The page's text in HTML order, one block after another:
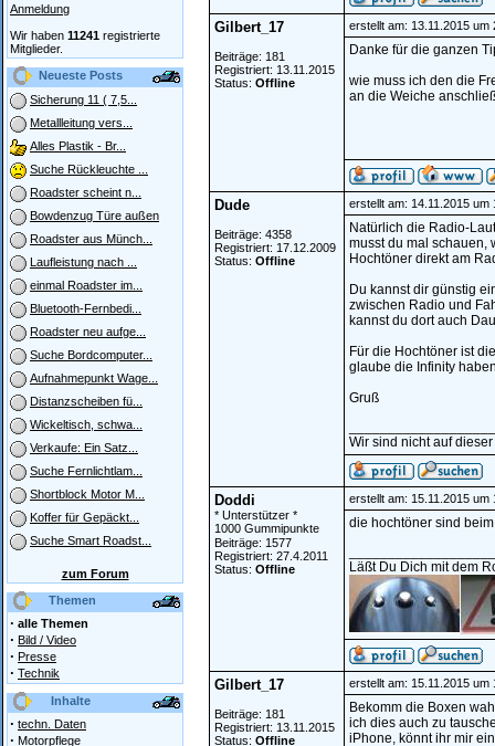
Anmeldung
Wir haben 11241 registrierte
Mitglieder.
Neueste Posts
Sicherung 11 ( 7,5...
Metallleitung vers...
Alles Plastik - Br...
Suche Rückleuchte ...
Roadster scheint n...
Bowdenzug Türe außen
Roadster aus Münch...
Laufleistung nach ...
einmal Roadster im...
Bluetooth-Fernbedi...
Roadster neu aufge...
Suche Bordcomputer...
Aufnahmepunkt Wage...
Distanzscheiben fü...
Wickeltisch, schwa...
Verkaufe: Ein Satz...
Suche Fernlichtlam...
Shortblock Motor M...
Koffer für Gepäckt...
Suche Smart Roadst...
zum Forum
Themen
· alle Themen
· Bild / Video
· Presse
· Technik
Inhalte
· techn. Daten
· Motorpflege
Gilbert_17
Beiträge: 181
Registriert: 13.11.2015
Status: Offline
erstellt am: 13.11.2015 um
Danke für die ganzen
wie muss ich den die
an die Weiche
Dude
Beiträge: 4358
Registriert: 17.12.2009
Status: Offline
erstellt am: 14.11.2015 um
Natürlich die Radio-
musst du mal schauen,
Hochtöner direkt am
Du kannst dir günstig
zwischen Radio und
kannst du dort auch
Für die Hochtöner ist
glaube die Infinity
Gruß
Wir sind nicht auf
Doddi
* Unterstützer *
1000 Gummipunkte
Beiträge: 1577
Registriert: 27.4.2011
Status: Offline
erstellt am: 15.11.2015 um
die hochtöner sind
Läßt Du Dich mit dem
Gilbert_17
Beiträge: 181
Registriert: 13.11.2015
Status: Offline
erstellt am: 15.11.2015 um
Bekomm die Boxen
ich dies auch zu
iPhone, könnt ihr mir